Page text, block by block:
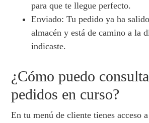
para que te llegue perfecto.
Enviado: Tu pedido ya ha
almacén y está de camino a la
indicaste.
¿Cómo puedo
pedidos en curso?
En tu menú de cliente tienes acceso